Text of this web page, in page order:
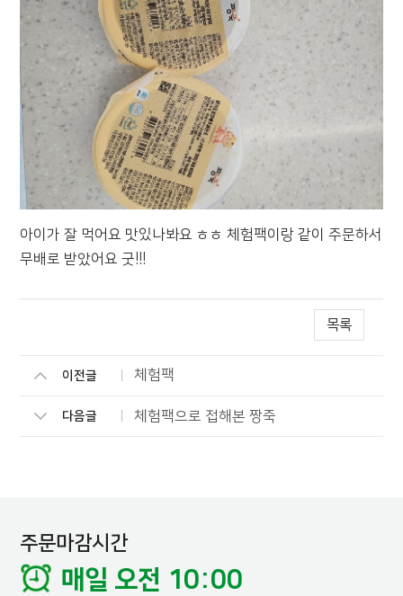
아이가 잘 먹어요 맛있나봐요 ㅎㅎ 체험팩이랑 같이 주문하서
무배로 받았어요 굿!!!
목록
이전글 체험팩
체험팩으로 접해본 짱죽
다음글
주문마감시간
매일 오전 10:00